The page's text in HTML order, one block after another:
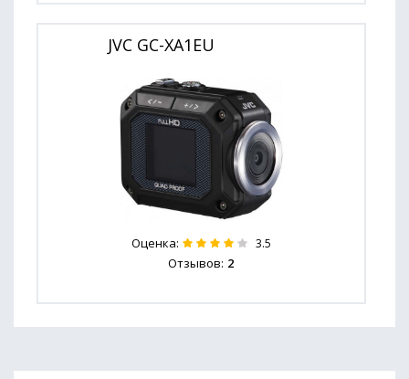
JVC GC-XA1EU
Оценка: 3.5
Отзывов: 2